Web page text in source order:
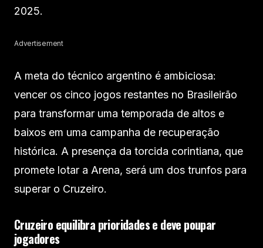
2025.
Advertisement
A meta do técnico argentino é ambiciosa:
vencer os cinco jogos restantes no Brasileirão
para transformar uma temporada de altos e
baixos em uma campanha de recuperação
histórica. A presença da torcida corintiana, que
promete lotar a Arena, será um dos trunfos para
superar o Cruzeiro.
Cruzeiro equilibra prioridades e deve poupar
jogadores